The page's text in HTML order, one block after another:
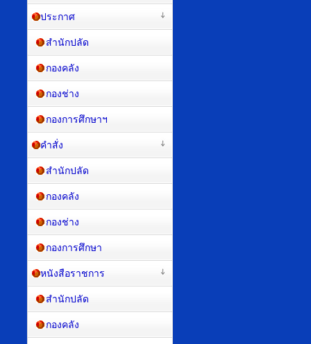
ประกาศ
สำนักปลัด
กองคลัง
กองช่าง
กองการศึกษาฯ
คำสั่ง
สำนักปลัด
กองคลัง
กองช่าง
กองการศึกษา
หนังสือราชการ
สำนักปลัด
กองคลัง